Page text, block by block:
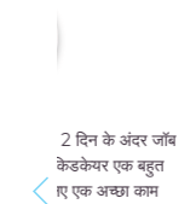
मै फुल टाइम
मालिश आती थी
तरह जुड गई